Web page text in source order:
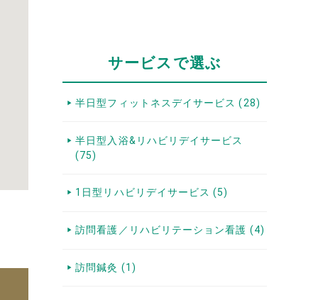
サービスで選ぶ
半日型フィットネスデイサービス (28)
半日型入浴&リハビリデイサービス
(75)
1日型リハビリデイサービス (5)
訪問看護／リハビリテーション看護 (4)
訪問鍼灸 (1)